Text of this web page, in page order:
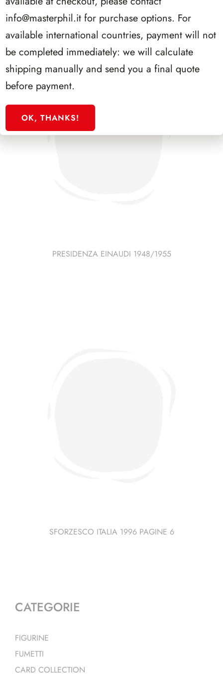
PRESIDENZA EINAUDI 1948/1955
SFORZESCO ITALIA 1996 PAGINE 6
CATEGORIE
FIGURINE
FUMETTI
CARD COLLECTION
info@masterphil.it for purchase options. For
available international countries, payment will not
be completed immediately: we will calculate
shipping manually and send you a final quote
before payment.
OK, THANKS!